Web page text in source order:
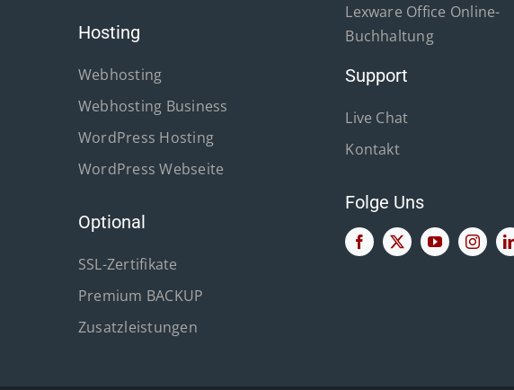
Hosting
Webhosting
Webhosting Business
WordPress Hosting
WordPress Webseite
Optional
SSL-Zertifikate
Premium BACKUP
Zusatzleistungen
Lexware Office Online-
Buchhaltung
Support
Live Chat
Kontakt
Folge Uns